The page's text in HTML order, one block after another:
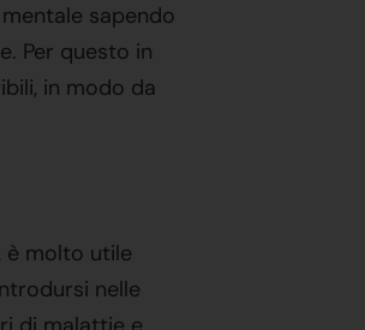
sapendo
Per questo in
in modo da
è molto utile
nelle